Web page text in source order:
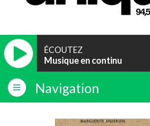
ÉCOUTEZ
Musique en continu
Navigation